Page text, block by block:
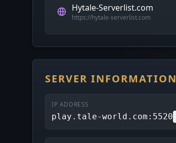
Hytale-Serverlist.com
https://hytale-serverlist.com
SERVER INFORMATION
IP ADDRESS
play.tale-world.com:5520